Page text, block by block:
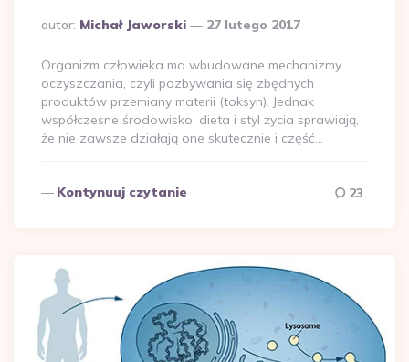
Dodane
autor: Michał Jaworski 27 lutego 2017
Organizm człowieka ma wbudowane mechanizmy
oczyszczania, czyli pozbywania się zbędnych
produktów przemiany materii (toksyn). Jednak
współczesne środowisko, dieta i styl życia sprawiają,
że nie zawsze działają one skutecznie i część…
Kontynuuj czytanie 23